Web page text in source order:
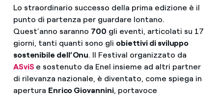
Lo straordinario successo della prima edizione è il
punto di partenza per guardare lontano.
Quest’anno saranno 700 gli eventi, articolati su 17
giorni, tanti quanti sono gli obiettivi di sviluppo
sostenibile dell’Onu. Il Festival organizzato da
ASviS e sostenuto da Enel insieme ad altri partner
di rilevanza nazionale, è diventato, come spiega in
apertura Enrico Giovannini, portavoce